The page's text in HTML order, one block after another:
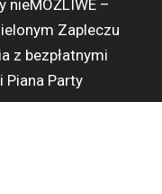
nieMOŻLIWE –
Zapleczu
z bezpłatnymi
Party